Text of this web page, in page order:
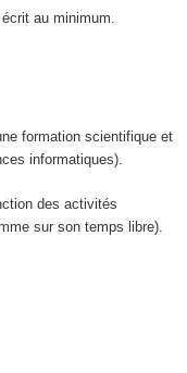
au minimum.
formation scientifique et
informatiques).
des activités
sur son temps libre).